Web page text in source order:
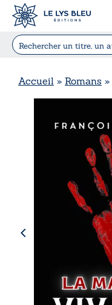
Accueil » Romans »